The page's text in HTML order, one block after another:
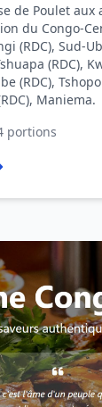
de Poulet aux
du Congo-
(RDC), Sud-
(RDC),
(RDC),
Maniema.
portions